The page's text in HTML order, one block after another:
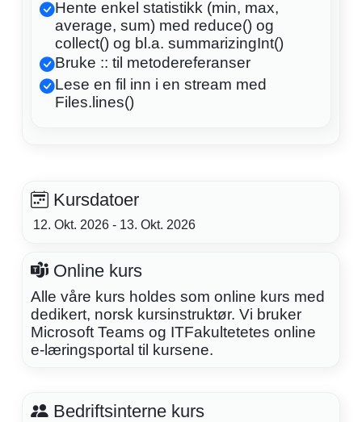
Hente enkel statistikk (min, max,
average, sum) med reduce() og
collect() og bl.a. summarizingInt()
Bruke :: til metodereferanser
Lese en fil inn i en stream med
Files.lines()
Kursdatoer
12. Okt. 2026 - 13. Okt. 2026
Online kurs
Alle våre kurs holdes som online kurs med
dedikert, norsk kursinstruktør. Vi bruker
Microsoft Teams og ITFakultetetes online
e-læringsportal til kursene.
Bedriftsinterne kurs